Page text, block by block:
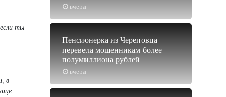
ты
в
вчера
вчера
Пенсионерка из Череповца
перевела мошенникам более
полумиллиона рублей